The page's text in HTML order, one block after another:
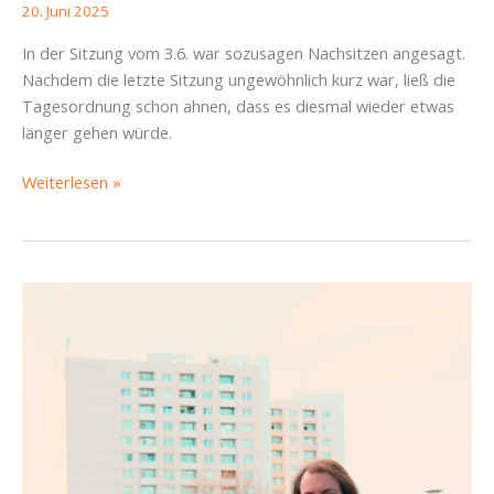
20. Juni 2025
In der Sitzung vom 3.6. war sozusagen Nachsitzen angesagt.
Nachdem die letzte Sitzung ungewöhnlich kurz war, ließ die
Tagesordnung schon ahnen, dass es diesmal wieder etwas
länger gehen würde.
SBR-
03.
auch?!
Weiterlesen »